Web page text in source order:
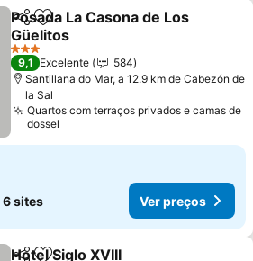
PartilharAdicionar aos favoritos
Posada La Casona de Los
Güelitos
3 Estrelas
9,1 Excelente
584
Santillana do Mar, a 12.9 km de Cabezón de
la Sal
Quartos com terraços privados e camas de
dossel
6 sites Ver preços
Hotel Siglo XVIII